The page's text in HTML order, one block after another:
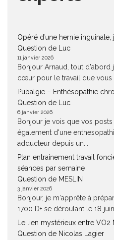
Opéré d’une hernie inguinale,
Question de Luc
11 janvier 2026
Bonjour Arnaud, tout
cœur pour le travail que vous
Pubalgie – Enthésopathie
Question de Luc
6 janvier 2026
Bonjour je vois que vos
également d'une
adducteur depuis un...
Plan entrainement travail
séances par semaine
Question de MESLIN
3 janvier 2026
Bonjour, je m'apprête à
1700 D+ se déroulant le 18 juin
Le lien mystérieux entre VO2
Question de Nicolas Lagier